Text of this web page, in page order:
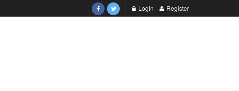
Login Register